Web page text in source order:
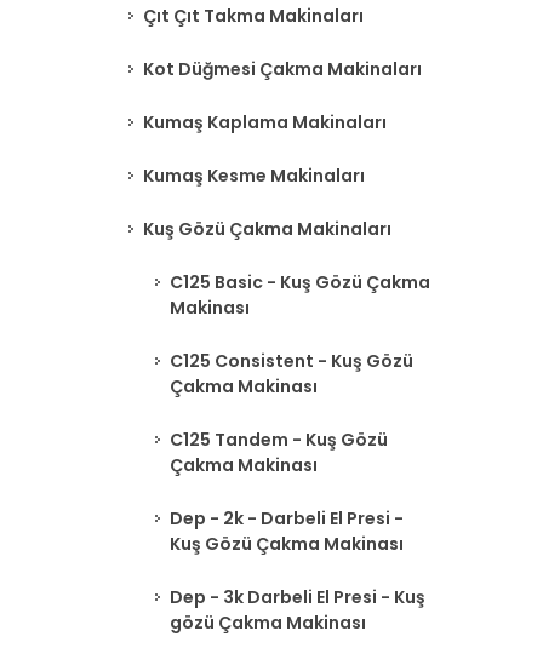
Çıt Çıt Takma Makinaları
Kot Düğmesi Çakma Makinaları
Kumaş Kaplama Makinaları
Kumaş Kesme Makinaları
Kuş Gözü Çakma Makinaları
C125 Basic - Kuş Gözü Çakma
Makinası
C125 Consistent - Kuş Gözü
Çakma Makinası
C125 Tandem - Kuş Gözü
Çakma Makinası
Dep - 2k - Darbeli El Presi -
Kuş Gözü Çakma Makinası
Dep - 3k Darbeli El Presi - Kuş
gözü Çakma Makinası